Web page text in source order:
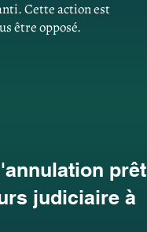
Cette action est
être opposé.
prêt
judiciaire à